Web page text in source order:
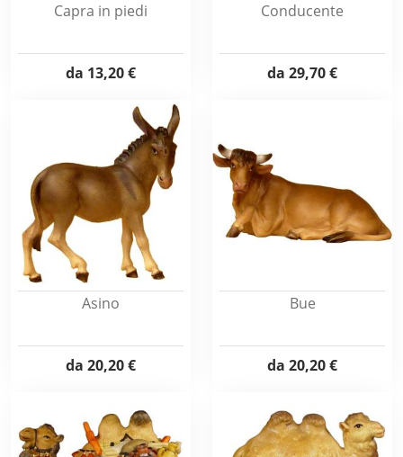
Capra in piedi
da 13,20 €
Conducente
da 29,70 €
Asino
da 20,20 €
Bue
da 20,20 €